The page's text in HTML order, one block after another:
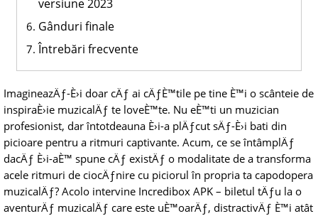
versiune 2023
Gânduri finale
Întrebări frecvente
ImagineazÄƒ-È›i doar cÄƒ ai cÄƒÈ™tile pe tine È™i o scânteie de
inspiraÈ›ie muzicalÄƒ te loveÈ™te. Nu eÈ™ti un muzician
profesionist, dar întotdeauna È›i-a plÄƒcut sÄƒ-È›i bati din
picioare pentru a ritmuri captivante. Acum, ce se întâmplÄƒ
dacÄƒ È›i-aÈ™ spune cÄƒ existÄƒ o modalitate de a transforma
acele ritmuri de ciocÄƒnire cu piciorul în propria ta capodopera
muzicalÄƒ? Acolo intervine Incredibox APK – biletul tÄƒu la o
aventurÄƒ muzicalÄƒ care este uÈ™oarÄƒ, distractivÄƒ È™i atât